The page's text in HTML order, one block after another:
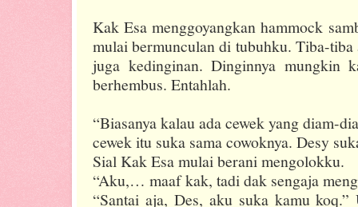
Kak Esa menggoyangkan hammock
mulai bermunculan di tubuhku. Tiba-tiba
juga kedinginan. Dinginnya mungkin
berhembus. Entahlah.
“Biasanya kalau ada cewek yang diam-
cewek itu suka sama cowoknya. Desy
Sial Kak Esa mulai berani mengolokku.
“Aku,… maaf kak, tadi dak sengaja
“Santai aja, Des, aku suka kamu